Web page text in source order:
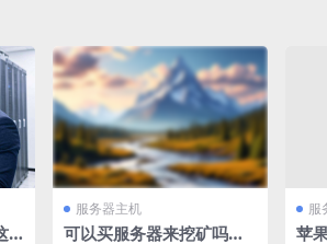
服务器主机
可以买服务器来挖矿吗？
服
苹